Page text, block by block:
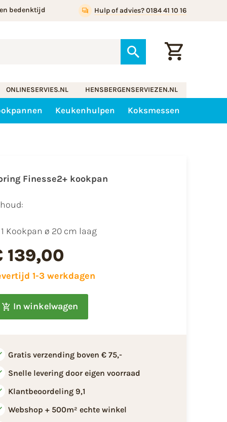
bedenktijd Hulp of advies? 0184 41 10 16
ONLINESERVIES.NL HENSBERGENSERVIEZEN.NL
Keukenhulpen Koksmessen
Finesse2+ kookpan
1 Kookpan ø 20 cm laag
139,00
1-3 werkdagen
In winkelwagen
Gratis verzending boven € 75,-
Snelle levering door eigen voorraad
Klantbeoordeling 9,1
Webshop + 500m² echte winkel